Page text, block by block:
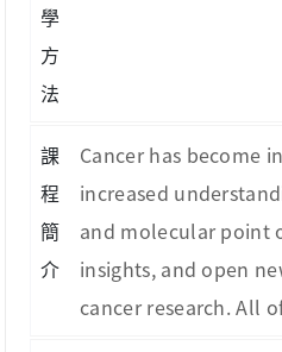
學
方
法
課
程
簡
介
Cancer has become
increased
and molecular point
insights, and open
cancer research. All